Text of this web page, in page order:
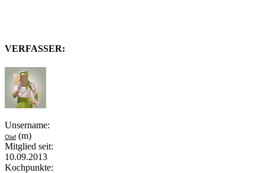
VERFASSER:
Unsername:
Olaf (m)
Mitglied seit:
10.09.2013
Kochpunkte: